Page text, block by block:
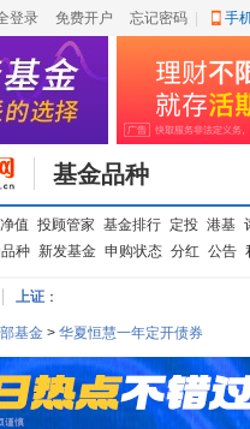
登录 免费开户 忘记密码 手
基金品种
值 投顾管家 基金排行 定投 港基
种 新发基金 申购状态 分红 公告
上证：
基金 > 华夏恒慧一年定开债券